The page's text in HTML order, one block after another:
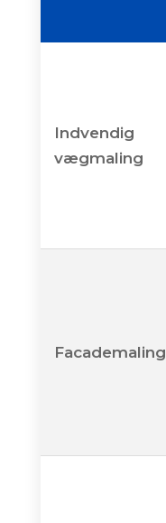
Indvendig
vægmaling
Facademaling